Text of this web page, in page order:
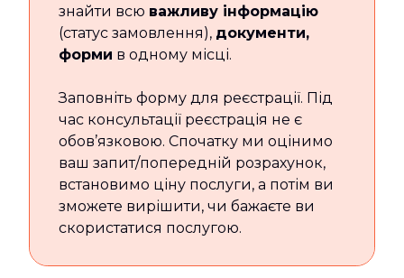
знайти всю важливу інформацію
(статус замовлення), документи,
форми в одному місці.
Заповніть форму для реєстрації. Під
час консультації реєстрація не є
обов’язковою. Спочатку ми оцінимо
ваш запит/попередній розрахунок,
встановимо ціну послуги, а потім ви
зможете вирішити, чи бажаєте ви
скористатися послугою.